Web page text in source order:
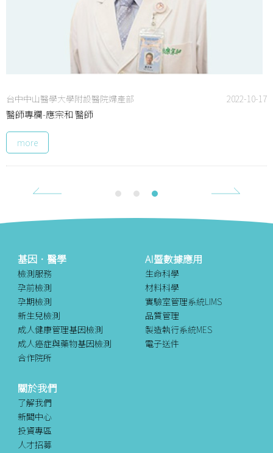
台中中山醫學大學附設醫院婦產部 2022-10-17
醫師專欄-應宗和 醫師
more
基因．醫學
檢測服務
孕前檢測
孕期檢測
新生兒檢測
成人健康管理基因檢測
成人癌症與藥物基因檢測
合作院所
AI暨數據應用
生命科學
材料科學
實驗室管理系統LIMS
品質管理
製造執行系統MES
電子送件
關於我們
了解我們
新聞中心
投資專區
人才招募